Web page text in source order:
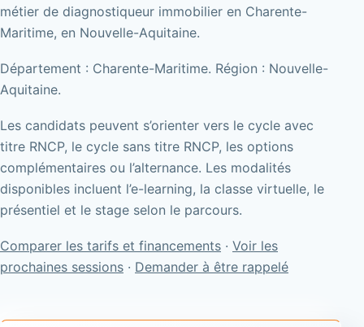
métier de diagnostiqueur immobilier en Charente-
Maritime, en Nouvelle-Aquitaine.
Département : Charente-Maritime. Région : Nouvelle-
Aquitaine.
Les candidats peuvent s’orienter vers le cycle avec
titre RNCP, le cycle sans titre RNCP, les options
complémentaires ou l’alternance. Les modalités
disponibles incluent l’e-learning, la classe virtuelle, le
présentiel et le stage selon le parcours.
Comparer les tarifs et financements · Voir les
prochaines sessions · Demander à être rappelé